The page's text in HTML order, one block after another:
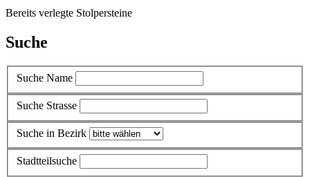
Bereits verlegte Stolpersteine
Suche
Suche Name
Suche Strasse
Suche in Bezirk
Stadtteilsuche